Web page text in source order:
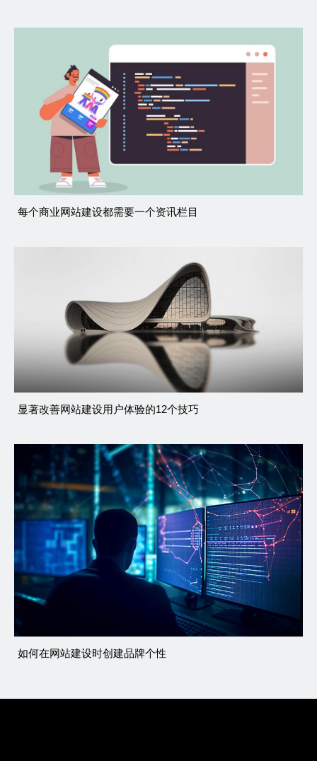
每个商业网站建设都需要一个资讯栏目
显著改善网站建设用户体验的12个技巧
如何在网站建设时创建品牌个性